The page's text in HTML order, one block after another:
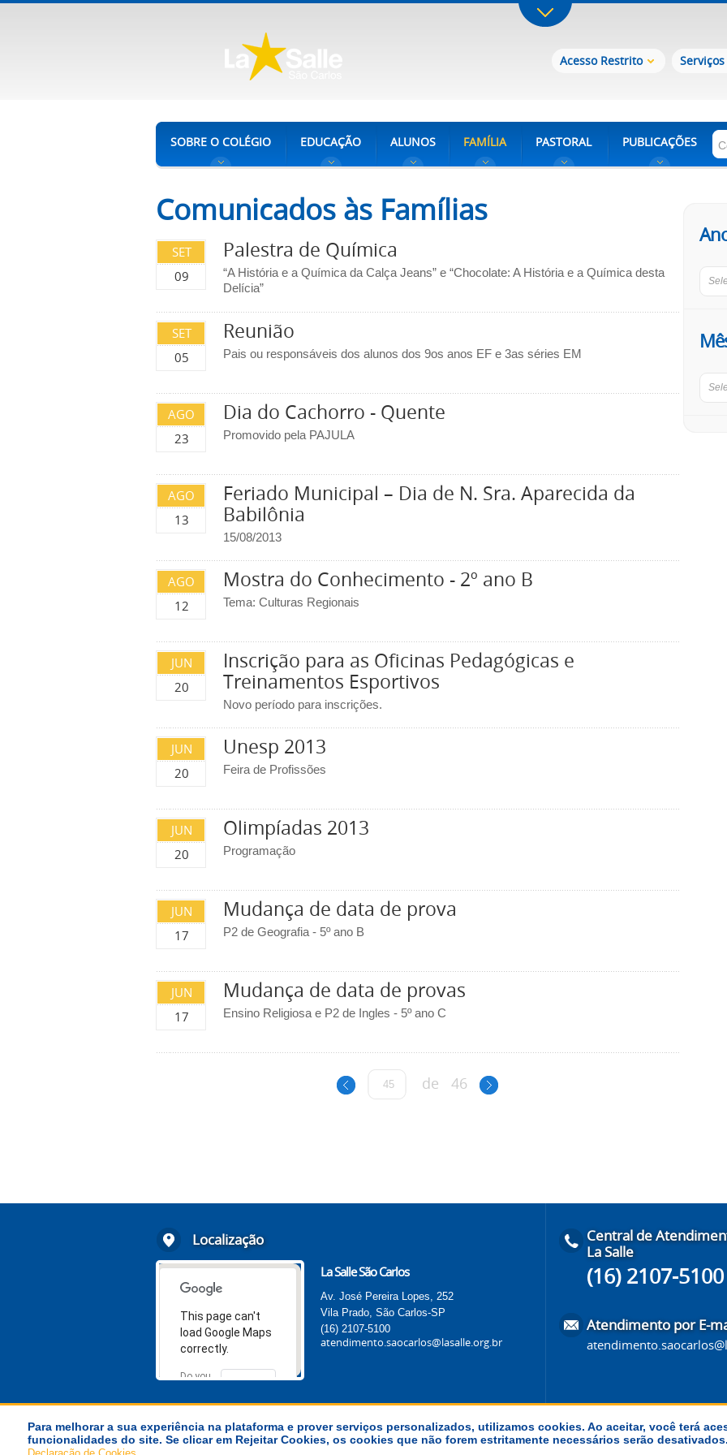
Acesso Restrito Serviços
SOBRE O COLÉGIO EDUCAÇÃO ALUNOS FAMÍLIA PASTORAL PUBLICAÇÕES
Comunicados às Famílias
SET
09
Palestra de Química
“A História e a Química da Calça Jeans” e “Chocolate: A História e a Química desta
Delícia”
SET
05
Reunião
Pais ou responsáveis dos alunos dos 9os anos EF e 3as séries EM
AGO
23
Dia do Cachorro - Quente
Promovido pela PAJULA
AGO
13
Feriado Municipal – Dia de N. Sra. Aparecida da
Babilônia
15/08/2013
AGO
12
Mostra do Conhecimento - 2º ano B
Tema: Culturas Regionais
JUN
20
Inscrição para as Oficinas Pedagógicas e
Treinamentos Esportivos
Novo período para inscrições.
JUN
20
Unesp 2013
Feira de Profissões
JUN
20
Olimpíadas 2013
Programação
JUN
17
Mudança de data de prova
P2 de Geografia - 5º ano B
JUN
17
Mudança de data de provas
Ensino Religiosa e P2 de Ingles - 5º ano C
de 46
Localização
This page can't
load Google Maps
correctly.
Do you
website?
OK
La Salle São Carlos
Av. José Pereira Lopes, 252
Vila Prado, São Carlos-SP
(16) 2107-5100
Para melhorar a sua experiência na plataforma e prover serviços personalizados, utilizamos cookies. Ao aceitar, você terá
funcionalidades do site. Se clicar em Rejeitar Cookies, os cookies que não forem estritamente necessários serão
Declaração de Cookies
atendimento.saocarlos@lasalle.org.br
Central de
La Salle
(16) 2107-5100
Atendimento por E-
© Província La Salle Brasil-Chile